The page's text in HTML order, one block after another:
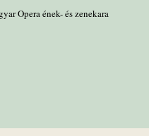
Opera ének- és zenekara